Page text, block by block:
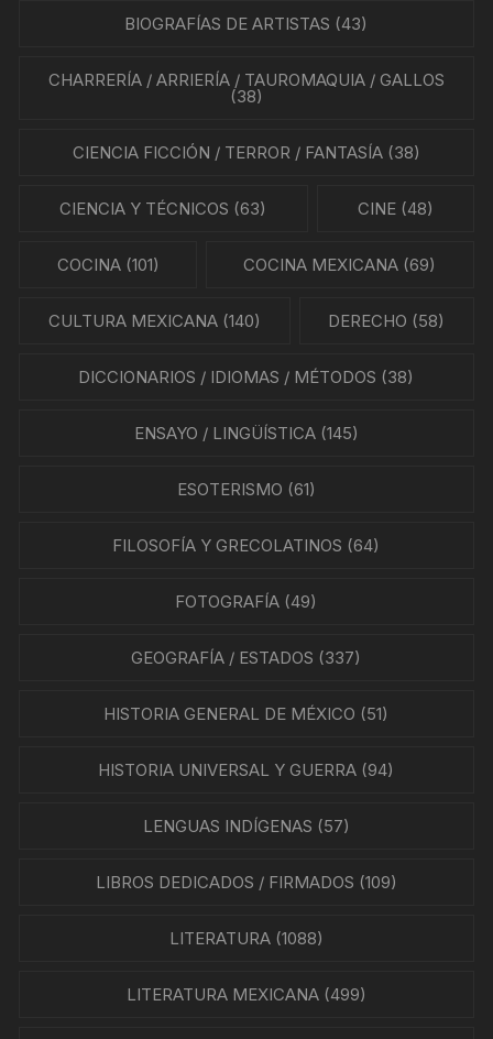
BIOGRAFÍAS DE ARTISTAS (43)
CHARRERÍA / ARRIERÍA / TAUROMAQUIA / GALLOS
(38)
CIENCIA FICCIÓN / TERROR / FANTASÍA(38)
CIENCIA Y TÉCNICOS (63) CINE(48)
COCINA(101) COCINA MEXICANA (69)
CULTURA MEXICANA(140) DERECHO (58)
DICCIONARIOS / IDIOMAS / MÉTODOS (38)
ENSAYO / LINGÜÍSTICA(145)
ESOTERISMO (61)
FILOSOFÍA Y GRECOLATINOS (64)
FOTOGRAFÍA (49)
GEOGRAFÍA / ESTADOS (337)
HISTORIA GENERAL DE MÉXICO (51)
HISTORIA UNIVERSAL Y GUERRA (94)
LENGUAS INDÍGENAS (57)
LIBROS DEDICADOS / FIRMADOS (109)
LITERATURA(1088)
LITERATURA MEXICANA(499)